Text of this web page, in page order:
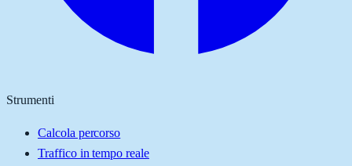
Strumenti
Calcola percorso
Traffico in tempo reale